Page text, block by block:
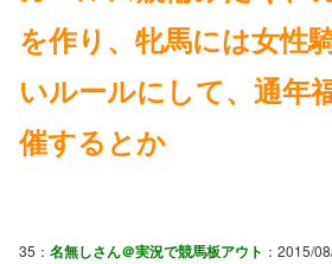
を作り、牝馬には女性
いルールにして、通年
催するとか
35： 名無しさん＠実況で競馬板アウト ：2015/